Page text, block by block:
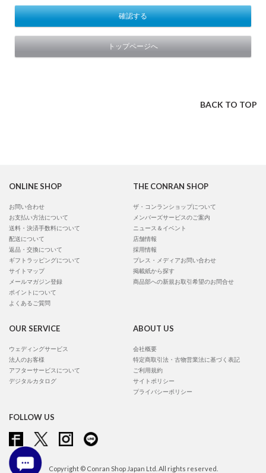
確認する
トップページへ
BACK TO TOP
ONLINE SHOP
お問い合わせ
お支払い方法について
送料・決済手数料について
配送について
返品・交換について
ギフトラッピングについて
サイトマップ
メールマガジン登録
ポイントについて
よくあるご質問
THE CONRAN SHOP
ザ・コンランショップについて
メンバーズサービスのご案内
ニュース＆イベント
店舗情報
採用情報
プレス・メディアお問い合わせ
掲載紙から探す
商品部への新規お取引希望のお問合せ
OUR SERVICE
ウェディングサービス
法人のお客様
アフターサービスについて
デジタルカタログ
ABOUT US
会社概要
特定商取引法・古物営業法に基づく表記
ご利用規約
サイトポリシー
プライバシーポリシー
FOLLOW US
Copyright © Conran Shop Japan Ltd. All rights reserved.